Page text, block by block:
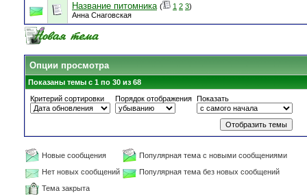
Название питомника ( 1 2 3)
Анна Снаговская
Опции просмотра
Показаны темы с 1 по 30 из 68
Критерий сортировки
Порядок отображения Показать
Новые сообщения
Популярная тема с новыми сообщениями
Нет новых сообщений
Популярная тема без новых сообщений
Тема закрыта